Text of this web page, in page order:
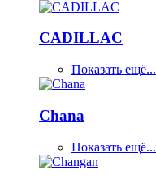
CADILLAC
Показать ещё...
Chana
Показать ещё...